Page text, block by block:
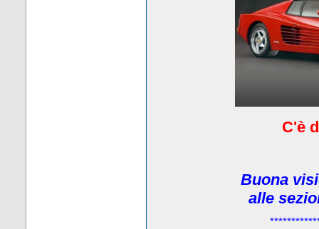
C'è
Buona
alle